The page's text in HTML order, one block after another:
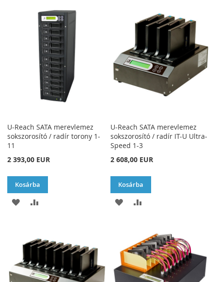
KÍVÁNSÁGLISTÁHOZ
KÍVÁNSÁGLISTÁHOZ
U-Reach SATA merevlemez
sokszorosító / radír torony 1-
11
2 393,00 EUR
Kosárba
HOZZÁADÁSÖSSZEHASONLÍTÁSHOZ
U-Reach SATA merevlemez
sokszorosító / radír IT-U Ultra-
Speed 1-3
2 608,00 EUR
Kosárba
HOZZÁADÁS
KÍVÁNSÁGLISTÁHOZ